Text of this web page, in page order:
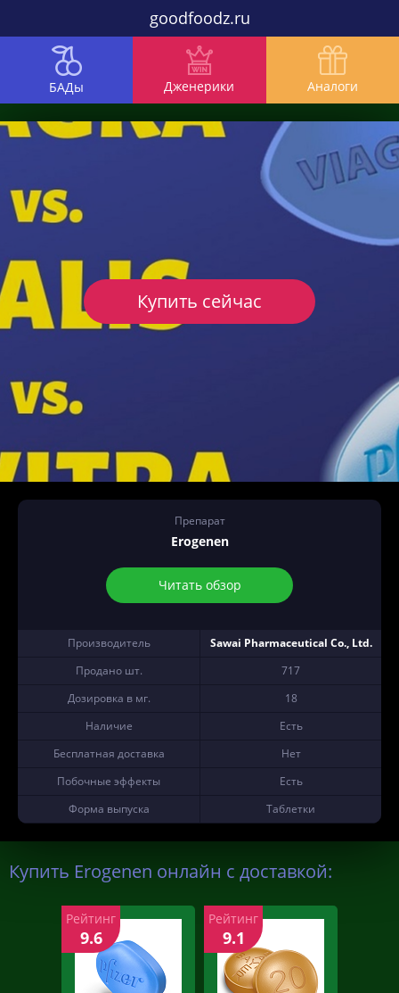
goodfoodz.ru
БАДы Дженерики Аналоги
Препарат
Erogenen
Читать обзор
Производитель
Sawai Pharmaceutical Co., Ltd.
Продано шт.
717
Дозировка в мг.
18
Наличие
Есть
Бесплатная доставка
Нет
Побочные эффекты
Есть
Форма выпуска
Таблетки
Купить сейчас
Купить Erogenen онлайн с доставкой:
Рейтинг
9.6
Рейтинг
9.1